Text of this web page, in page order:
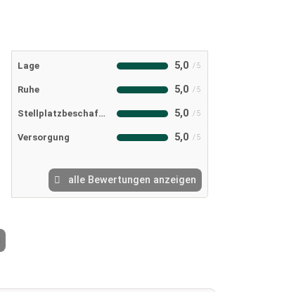
Lage 5,0
Ruhe 5,0
Stellplatzbeschaffenheit 5,0
Versorgung 5,0
alle Bewertungen anzeigen